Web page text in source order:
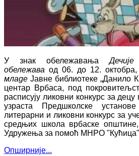
У знак обележавања
обележава од 06. до 12. октобра,
младе Јавне библиотеке „Данило
центар Врбасa, под
расписују ликовни конкурс за
узраста Предшколске
литерарни и ликовни конкурс за
средњих школа врбаске
Удружења за помоћ МНРО
Опширније...